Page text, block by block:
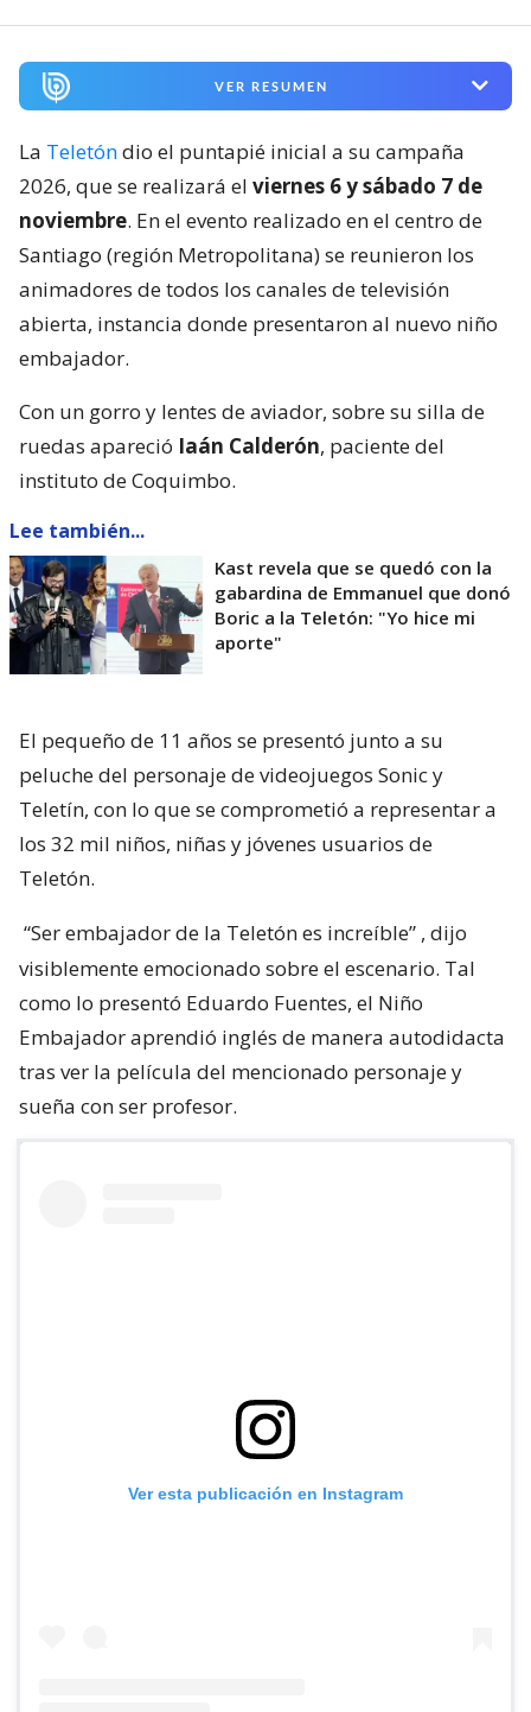
VER RESUMEN
La Teletóndio el puntapié inicial a su campaña
2026, que se realizará el viernes 6 y sábado 7 de
noviembre. En el evento realizado en el centro de
Santiago (región Metropolitana) se reunieron los
animadores de todos los canales de televisión
abierta, instancia donde presentaron al nuevo niño
embajador.
Con un gorro y lentes de aviador, sobre su silla de
ruedas apareció Iaán Calderón, paciente del
instituto de Coquimbo.
Lee también...
Kast revela que se quedó con la
gabardina de Emmanuel que donó
Boric a la Teletón: "Yo hice mi
aporte"
El pequeño de 11 años se presentó junto a su
peluche del personaje de videojuegos Sonic y
Teletín, con lo que se comprometió a representar a
los 32 mil niños, niñas y jóvenes usuarios de
Teletón.
“Ser embajador de la Teletón es increíble” , dijo
visiblemente emocionado sobre el escenario. Tal
como lo presentó Eduardo Fuentes, el Niño
Embajador aprendió inglés de manera autodidacta
tras ver la película del mencionado personaje y
sueña con ser profesor.
Ver esta publicación en Instagram